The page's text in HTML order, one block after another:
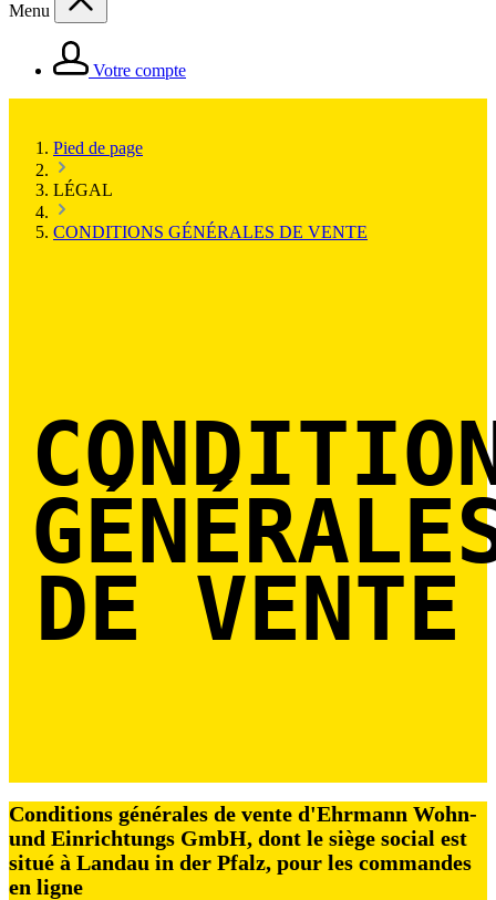
Menu
Votre compte
Pied de page
LÉGAL
CONDITIONS GÉNÉRALES DE VENTE
DE VENTE
Conditions générales de vente d'Ehrmann Wohn-
und Einrichtungs GmbH, dont le siège social est
situé à Landau in der Pfalz, pour les commandes
en ligne